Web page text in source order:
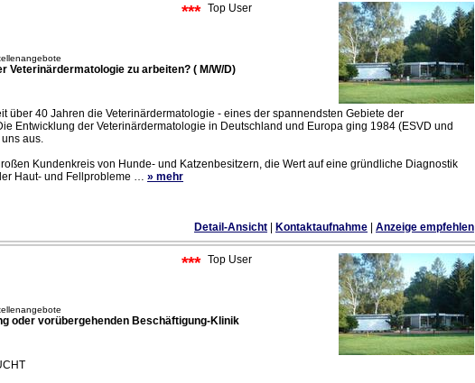
*** Top User
Veterinärdermatologie zu arbeiten? ( M/W/D)
über 40 Jahren die Veterinärdermatologie - eines der spannendsten Gebiete der
Entwicklung der Veterinärdermatologie in Deutschland und Europa ging 1984 (ESVD und
aus.
Kundenkreis von Hunde- und Katzenbesitzern, die Wert auf eine gründliche Diagnostik
Haut- und Fellprobleme … » mehr
Detail-Ansicht
Kontaktaufnahme Anzeige empfehlen
*** Top User
oder vorübergehenden Beschäftigung-Klinik